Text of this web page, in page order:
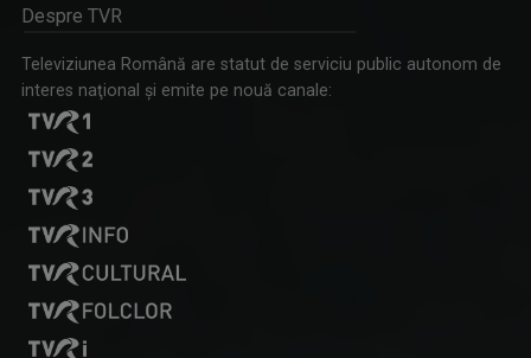
Despre TVR
Televiziunea Română are statut de serviciu public autonom de
interes naţional şi emite pe nouă canale: